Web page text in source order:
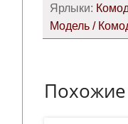
Ярлыки:
Модель /